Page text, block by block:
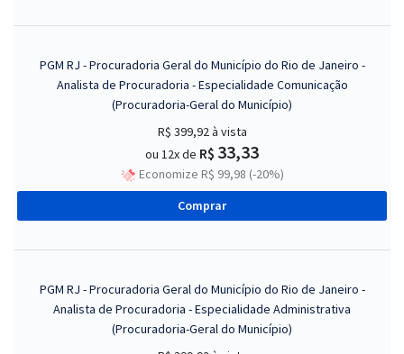
PGM RJ - Procuradoria Geral do Município do Rio de Janeiro -
Analista de Procuradoria - Especialidade Comunicação
(Procuradoria-Geral do Município)
R$ 399,92à vista
ou 12x de R$ 33,33
Economize R$ 99,98 (-20%)
Comprar
PGM RJ - Procuradoria Geral do Município do Rio de Janeiro -
Analista de Procuradoria - Especialidade Administrativa
(Procuradoria-Geral do Município)